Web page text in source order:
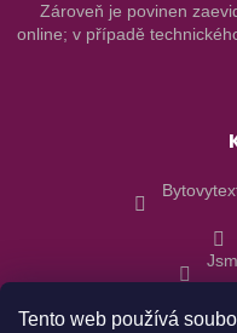
Tento web používá
Zároveň je povinen
online; v případě